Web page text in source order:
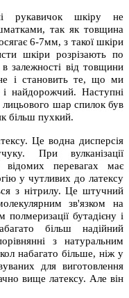
рукавичок шкіру не
так як товщина
6-7мм, з такої шкіри
шкіри розрізають по
залежності від товщини
і становить те, що ми
найдорожчий. Наступні
лицьового шар спилок був
більш пухкий.
Це водна дисперсія
При вулканізації
перевагах має
у чутливих до латексу
з нітрилу. Це штучний
зв'язком на
бутадієну і
більш надійний
з натуральним
набагато більше, ніж у
для виготовлення
вище латексу. Але він